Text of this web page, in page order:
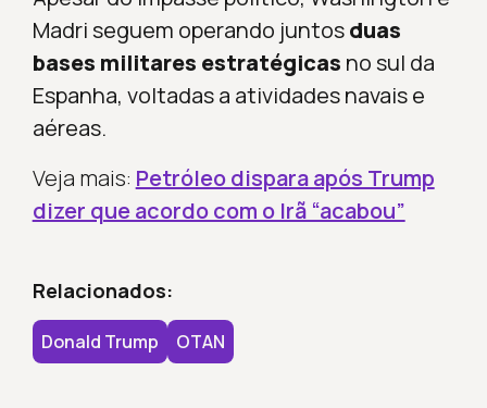
Madri seguem operando juntosduas
bases militares estratégicas no sul da
Espanha, voltadas a atividades navais e
aéreas.
Veja mais: Petróleo dispara após Trump
dizer que acordo com o Irã “acabou”
Relacionados:
Donald Trump OTAN